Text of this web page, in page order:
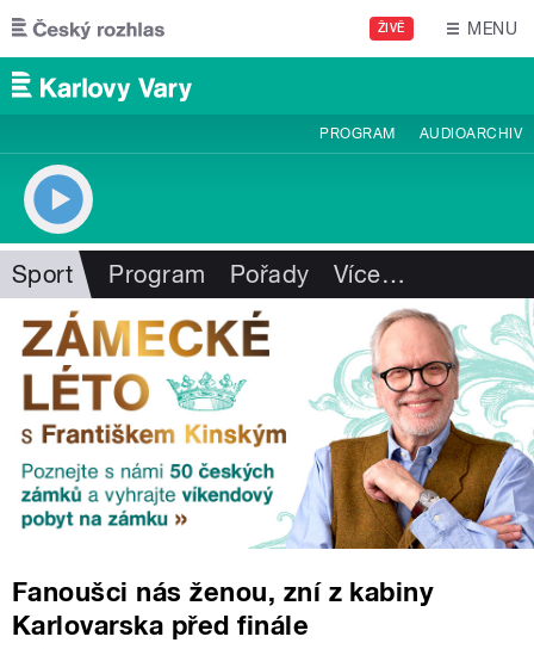
Přejít k hlavnímu obsahu
ŽIVĚ MENU
PROGRAM AUDIOARCHIV
Sport Program Pořady Více…
Fanoušci nás ženou, zní z kabiny
Karlovarska před finále